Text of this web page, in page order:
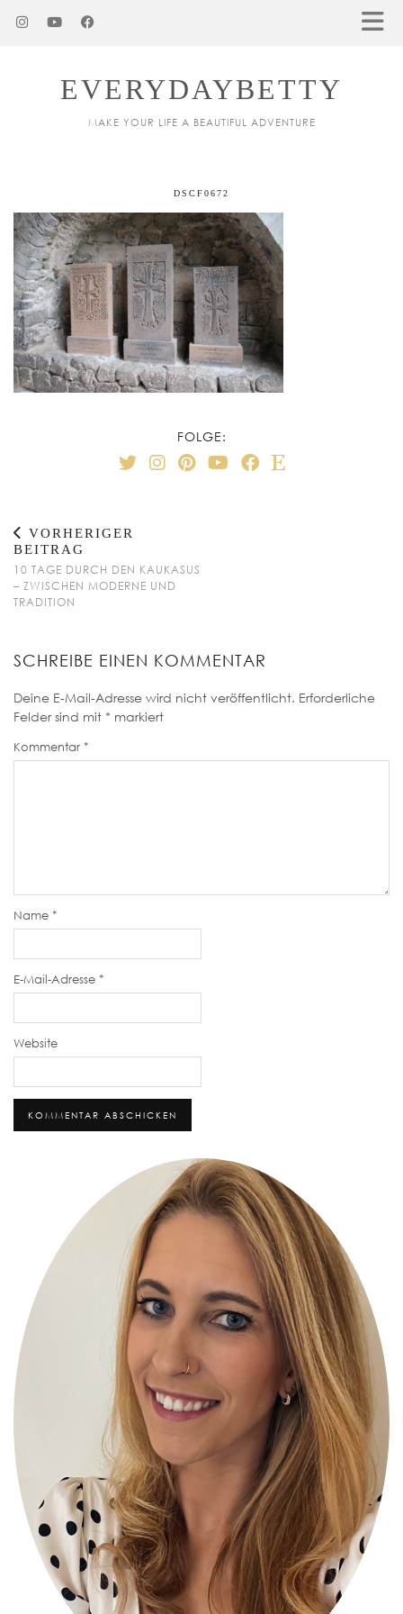
EVERYDAYBETTY
MAKE YOUR LIFE A BEAUTIFUL ADVENTURE
DSCF0672
FOLGE:
VORHERIGER
BEITRAG
10 TAGE DURCH DEN KAUKASUS
– ZWISCHEN MODERNE UND
TRADITION
SCHREIBE EINEN KOMMENTAR
Deine E-Mail-Adresse wird nicht veröffentlicht. Erforderliche
Felder sind mit * markiert
Kommentar *
Name *
E-Mail-Adresse *
Website